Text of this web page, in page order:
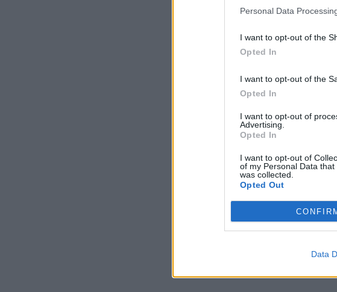
Personal Data
I want to opt-out of the
Opted In
I want to opt-out of the
Opted In
I want to opt-out of
Advertising.
Opted In
I want to opt-out of
of my Personal Data
was collected.
Opted Out
Data